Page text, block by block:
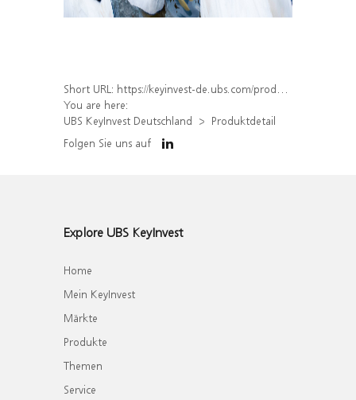
Short URL: https://keyinvest-de.ubs.com/produkt/detail/index/isin/DE000UK8S0J4
You are here:
UBS KeyInvest Deutschland
Produktdetail
Folgen Sie uns auf
Explore UBS KeyInvest
Home
Mein KeyInvest
Märkte
Produkte
Themen
Service